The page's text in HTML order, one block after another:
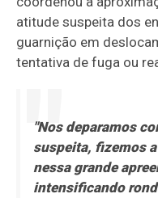
atitude suspeita dos
guarnição em
tentativa de fuga ou
"Nos deparamos
suspeita, fizemos
nessa grande
intensificando